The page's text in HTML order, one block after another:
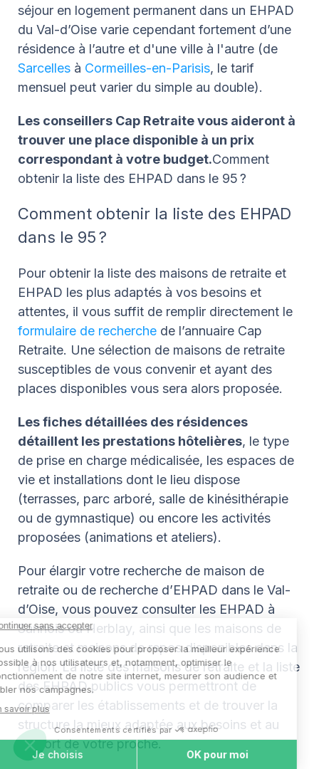
séjour en logement permanent dans un EHPAD
du Val-d’Oise varie cependant fortement d’une
résidence à l’autre et d'une ville à l'autre (de
Sarcelles à Cormeilles-en-Parisis, le tarif
mensuel peut varier du simple au double).
Les conseillers Cap Retraite vous aideront à
trouver une place disponible à un prix
correspondant à votre budget.Comment
obtenir la liste des EHPAD dans le 95 ?
Comment obtenir la liste des EHPAD
dans le 95 ?
Pour obtenir la liste des maisons de retraite et
EHPAD les plus adaptés à vos besoins et
attentes, il vous suffit de remplir directement le
formulaire de recherche de l’annuaire Cap
Retraite. Une sélection de maisons de retraite
susceptibles de vous convenir et ayant des
places disponibles vous sera alors proposée.
Les fiches détaillées des résidences
détaillent les prestations hôtelières, le type
de prise en charge médicalisée, les espaces de
vie et installations dont le lieu dispose
(terrasses, parc arboré, salle de kinésithérapie
ou de gymnastique) ou encore les activités
proposées (animations et ateliers).
Pour élargir votre recherche de maison de
retraite ou de recherche d’EHPAD dans le Val-
d’Oise, vous pouvez consulter les EHPAD à
Sannois ou Herblay, ainsi que les maisons de
retraite et maisons de repos disponibles dans la
région. La liste des maisons de retraite et la liste
des EHPAD publics vous permettront de
comparer les établissements et de trouver la
structure la mieux adaptée aux besoins et au
confort de votre proche.